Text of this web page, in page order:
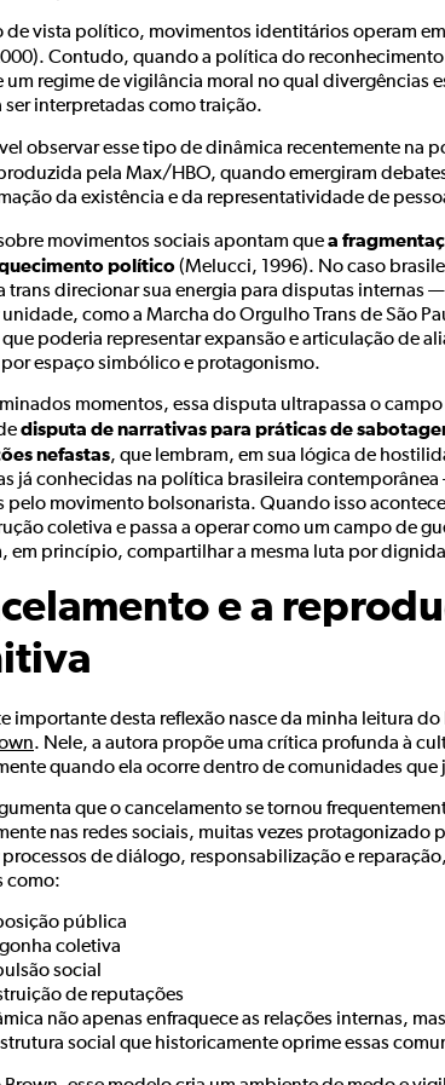
de vista político, movimentos identitários operam
Contudo, quando a política do reconhecimento
um regime de vigilância moral no qual divergências
ser interpretadas como traição.
observar esse tipo de dinâmica recentemente na
pela Max/HBO, quando emergiram
da existência e da representatividade de
movimentos sociais apontam quea
político(Melucci, 1996). No caso
trans direcionar sua energia para disputas internas
como a Marcha do Orgulho Trans de São
poderia representar expansão e articulação de
espaço simbólico e protagonismo.
momentos, essa disputa ultrapassa o
disputa de narrativas para práticas de
nefastas, que lembram, em sua lógica de
já conhecidas na política brasileira
pelo movimento bolsonarista. Quando isso
coletiva e passa a operar como um campo de
em princípio, compartilhar a mesma luta por
e a
importante desta reflexão nasce da minha leitura do
. Nele, a autora propõe uma crítica profunda à
quando ela ocorre dentro de comunidades
que o cancelamento se tornou
nas redes sociais, muitas vezes protagonizado
de diálogo, responsabilização e
como:
pública
coletiva
social
de reputações
não apenas enfraquece as relações internas,
social que historicamente oprime essas